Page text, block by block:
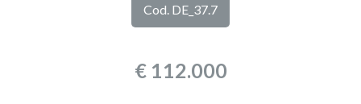
Cod. DE_37.7
€ 112.000